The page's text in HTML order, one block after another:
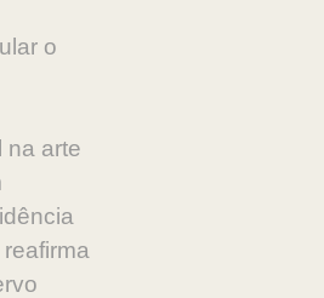
o
na arte